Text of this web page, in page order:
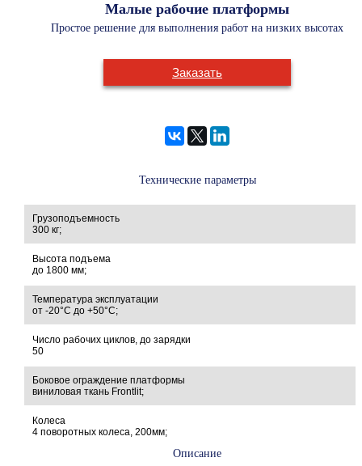
Малые рабочие платформы
Простое решение для выполнения работ на низких высотах
Заказать
Технические параметры
Грузоподъемность
300 кг;
Высота подъема
до 1800 мм;
Температура эксплуатации
от -20°С до +50°С;
Число рабочих циклов, до зарядки
50
Боковое ограждение платформы
виниловая ткань Frontlit;
Колеса
4 поворотных колеса, 200мм;
Описание